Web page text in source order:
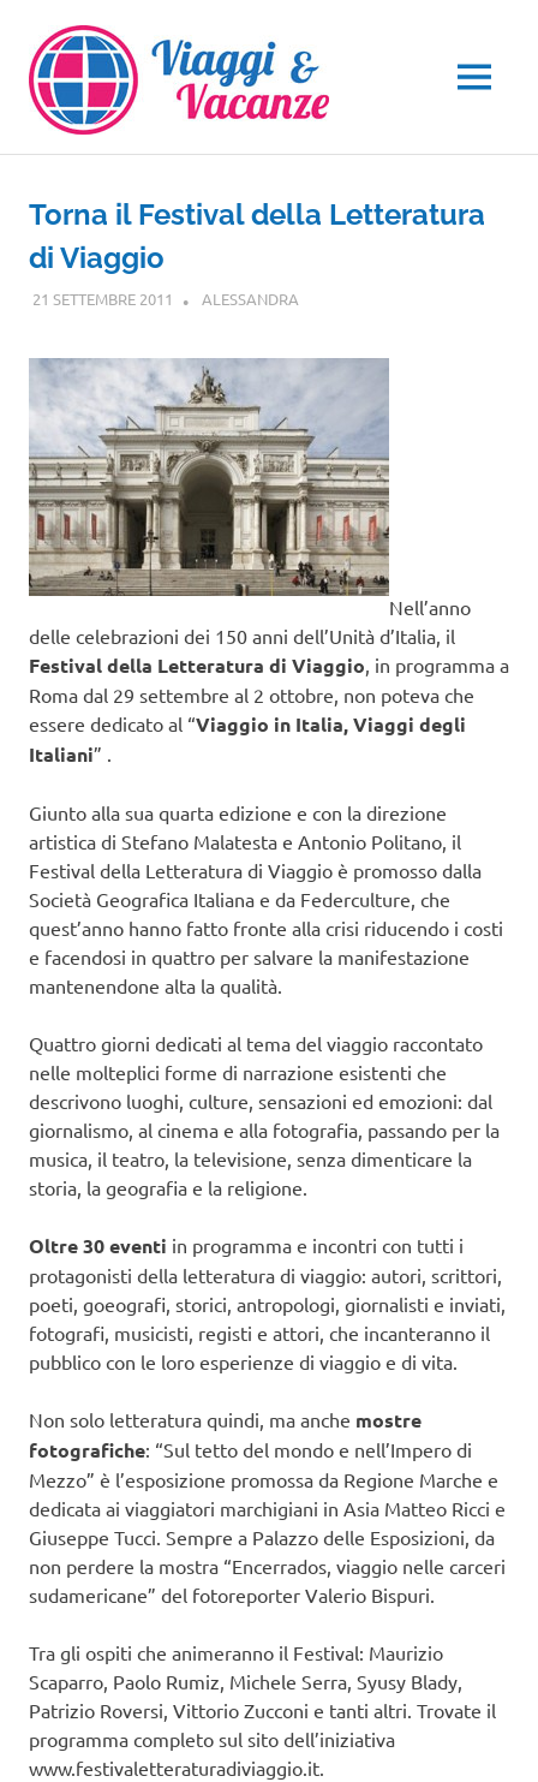
contenuto
MENU
Torna il Festival della Letteratura
di Viaggio
21 SETTEMBRE 2011 ALESSANDRA
Nell’anno
delle celebrazioni dei 150 anni dell’Unità d’Italia, il
Festival della Letteratura di Viaggio, in programma a
Roma dal 29 settembre al 2 ottobre, non poteva che
essere dedicato al “Viaggio in Italia, Viaggi degli
Italiani” .
Giunto alla sua quarta edizione e con la direzione
artistica di Stefano Malatesta e Antonio Politano, il
Festival della Letteratura di Viaggio è promosso dalla
Società Geografica Italiana e da Federculture, che
quest’anno hanno fatto fronte alla crisi riducendo i costi
e facendosi in quattro per salvare la manifestazione
mantenendone alta la qualità.
Quattro giorni dedicati al tema del viaggio raccontato
nelle molteplici forme di narrazione esistenti che
descrivono luoghi, culture, sensazioni ed emozioni: dal
giornalismo, al cinema e alla fotografia, passando per la
musica, il teatro, la televisione, senza dimenticare la
storia, la geografia e la religione.
Oltre 30 eventi in programma e incontri con tutti i
protagonisti della letteratura di viaggio: autori, scrittori,
poeti, goeografi, storici, antropologi, giornalisti e inviati,
fotografi, musicisti, registi e attori, che incanteranno il
pubblico con le loro esperienze di viaggio e di vita.
Non solo letteratura quindi, ma anche mostre
fotografiche: “Sul tetto del mondo e nell’Impero di
Mezzo” è l’esposizione promossa da Regione Marche e
dedicata ai viaggiatori marchigiani in Asia Matteo Ricci e
Giuseppe Tucci. Sempre a Palazzo delle Esposizioni, da
non perdere la mostra “Encerrados, viaggio nelle carceri
sudamericane” del fotoreporter Valerio Bispuri.
Tra gli ospiti che animeranno il Festival: Maurizio
Scaparro, Paolo Rumiz, Michele Serra, Syusy Blady,
Patrizio Roversi, Vittorio Zucconi e tanti altri. Trovate il
programma completo sul sito dell’iniziativa
www.festivaletteraturadiviaggio.it.